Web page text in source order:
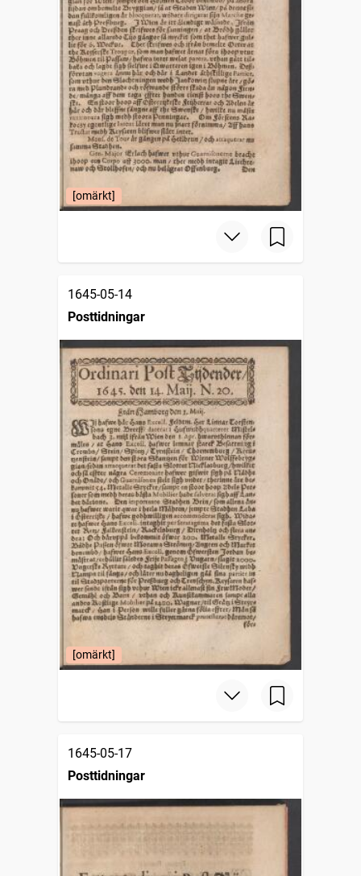
[omärkt]
1645-05-14
Posttidningar
[omärkt]
1645-05-17
Posttidningar